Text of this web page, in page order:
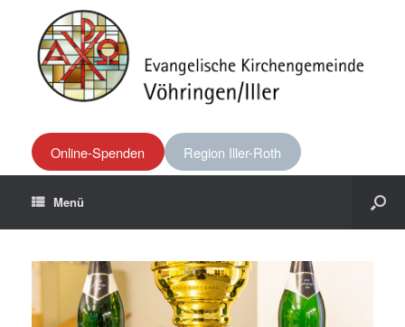
Online-Spenden Region Iller-Roth
Menü